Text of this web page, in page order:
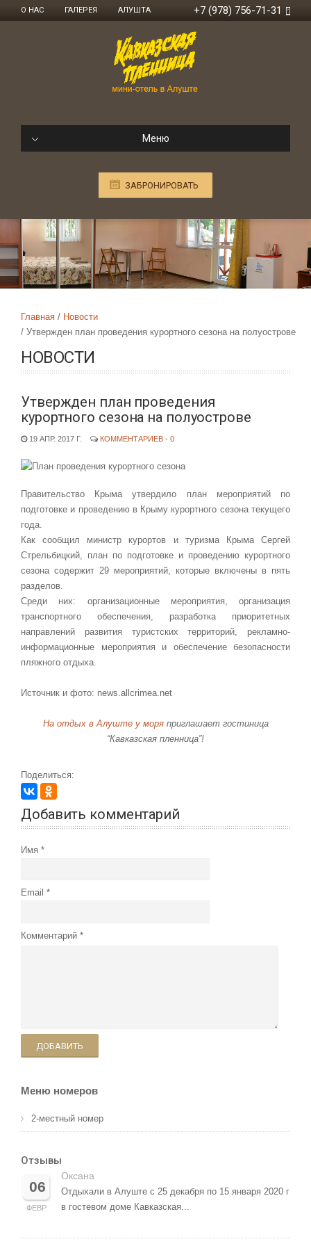
О НАС ГАЛЕРЕЯ АЛУШТА +7 (978) 756-71-31
Меню
ЗАБРОНИРОВАТЬ
Главная
Новости
Утвержден план проведения курортного сезона на полуострове
НОВОСТИ
Утвержден план проведения
курортного сезона на полуострове
19 АПР. 2017 Г. КОММЕНТАРИЕВ - 0
Правительство Крыма утвердило план мероприятий по
подготовке и проведению в Крыму курортного сезона текущего
года.
Как сообщил министр курортов и туризма Крыма Сергей
Стрельбицкий, план по подготовке и проведению курортного
сезона содержит 29 мероприятий, которые включены в пять
разделов.
Среди них: организационные мероприятия, организация
транспортного обеспечения, разработка приоритетных
направлений развития туристских территорий, рекламно-
информационные мероприятия и обеспечение безопасности
пляжного отдыха.
Источник и фото: news.allcrimea.net
На отдых в Алуште у моря приглашает гостиница
“Кавказская пленница”!
Поделиться:
Добавить комментарий
Имя
Email
Комментарий
ДОБАВИТЬ
Меню номеров
2-местный номер
Отзывы
06
ФЕВР.
Оксана
Отдыхали в Алуште с 25 декабря по 15 января 2020 г
в гостевом доме Кавказская...